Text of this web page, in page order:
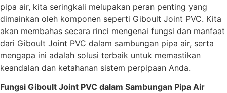
pipa air, kita seringkali melupakan peran penting yang
dimainkan oleh komponen seperti Giboult Joint PVC. Kita
akan membahas secara rinci mengenai fungsi dan manfaat
dari Giboult Joint PVC dalam sambungan pipa air, serta
mengapa ini adalah solusi terbaik untuk memastikan
keandalan dan ketahanan sistem perpipaan Anda.
Fungsi Giboult Joint PVC dalam Sambungan Pipa Air